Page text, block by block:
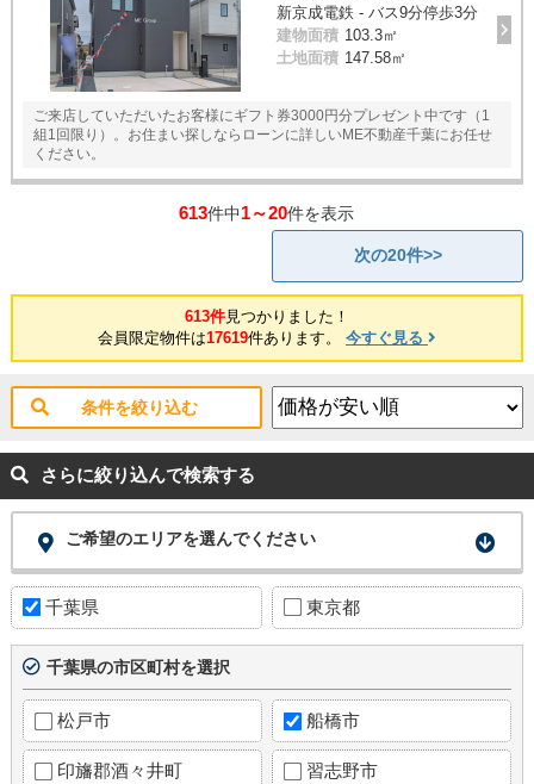
新京成電鉄 - バス9分停歩3分
建物面積 103.3㎡
土地面積 147.58㎡
ご来店していただいたお客様にギフト券3000円分プレゼント中です（1
組1回限り）。お住まい探しならローンに詳しいME不動産千葉にお任せ
ください。
613件中1～20件を表示
次の20件>>
613件見つかりました！
会員限定物件は17619件あります。 今すぐ見る
条件を絞り込む
さらに絞り込んで検索する
ご希望のエリアを選んでください
千葉県 東京都
千葉県の市区町村を選択
松戸市 船橋市
印旛郡酒々井町 習志野市